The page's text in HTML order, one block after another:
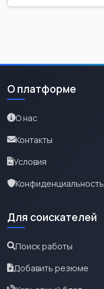
О платформе
О нас
Контакты
Условия
Конфиденциальность
Для соискателей
Поиск работы
Добавить резюме